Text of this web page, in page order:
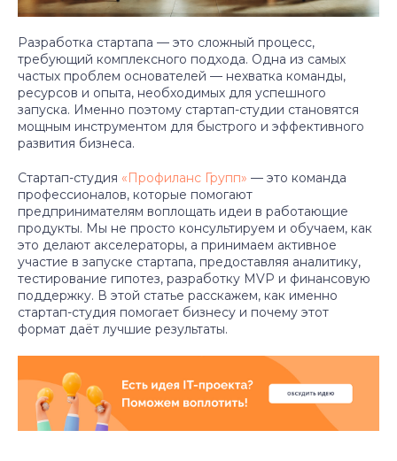
Разработка стартапа — это сложный процесс,
требующий комплексного подхода. Одна из самых
частых проблем основателей — нехватка команды,
ресурсов и опыта, необходимых для успешного
запуска. Именно поэтому стартап-студии становятся
мощным инструментом для быстрого и эффективного
развития бизнеса.
Стартап-студия «Профиланс Групп» — это команда
профессионалов, которые помогают
предпринимателям воплощать идеи в работающие
продукты. Мы не просто консультируем и обучаем, как
это делают акселераторы, а принимаем активное
участие в запуске стартапа, предоставляя аналитику,
тестирование гипотез, разработку MVP и финансовую
поддержку. В этой статье расскажем, как именно
стартап-студия помогает бизнесу и почему этот
формат даёт лучшие результаты.